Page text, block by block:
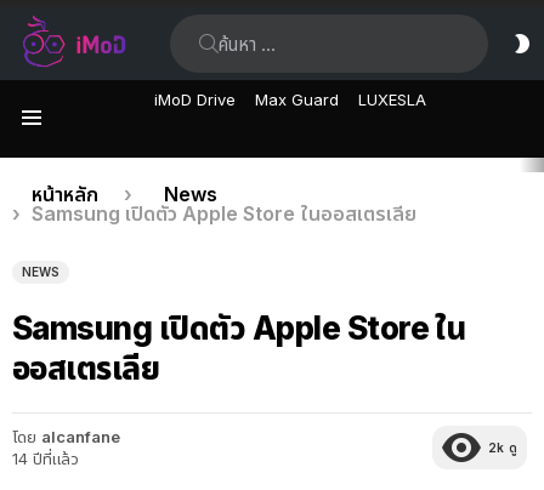
iMoD Drive Max Guard LUXESLA
เรื่อง
ล่าสุด
คุณอยู่ที่นี่:
หน้าหลัก
News
Samsung เปิดตัว Apple Store ในออสเตรเลีย
NEWS
Samsung เปิดตัว Apple Store ใน
ออสเตรเลีย
โดย alcanfane
14 ปีที่แล้ว
2k ดู